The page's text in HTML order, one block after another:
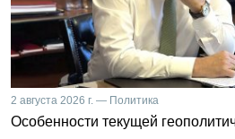
2 августа 2026 г. — Политика
Особенности текущей